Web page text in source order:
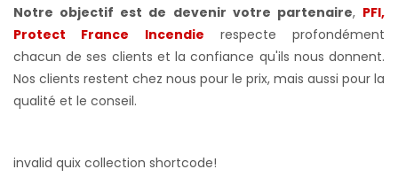
Notre objectif est de devenir votre partenaire, PFI,
Protect France Incendie respecte profondément
chacun de ses clients et la confiance qu'ils nous donnent.
Nos clients restent chez nous pour le prix, mais aussi pour la
qualité et le conseil.
invalid quix collection shortcode!